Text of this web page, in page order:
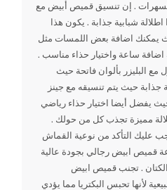
. إن تنسيق قميص أبيض مع
شبابية جذابة . يكون هذا
يمكنك اضافة بعض اللمسات مثل
ساعة واختيار حذاء مناسب .
البليزر بألوان فاتحة حيث
حيث يتم تنسيقه مع جينز
يفضل أيضا اختيار حذاء رياضي
مميزة تجذب كل من حولك .
عليك التأكد من نوعية القماش
قميص ابيض رجالي بجودة عالية
. تجنب قميص ابيض
لأنها تحبس البكتريا مما يؤدي